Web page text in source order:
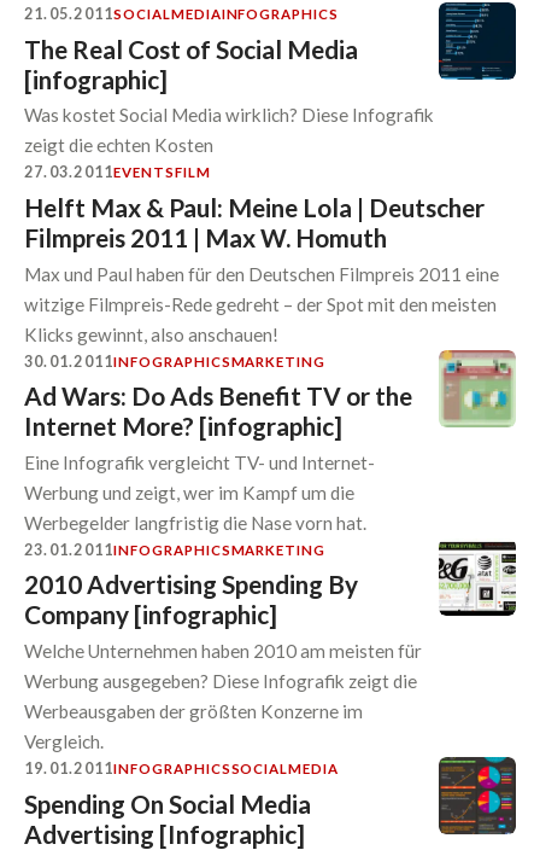
21.05.2011SOCIALMEDIAINFOGRAPHICS
The Real Cost of Social Media
[infographic]
Was kostet Social Media wirklich? Diese Infografik
zeigt die echten Kosten
27.03.2011EVENTSFILM
Helft Max & Paul: Meine Lola | Deutscher
Filmpreis 2011 | Max W. Homuth
Max und Paul haben für den Deutschen Filmpreis 2011 eine
witzige Filmpreis-Rede gedreht – der Spot mit den meisten
Klicks gewinnt, also anschauen!
30.01.2011INFOGRAPHICSMARKETING
Ad Wars: Do Ads Benefit TV or the
Internet More? [infographic]
Eine Infografik vergleicht TV- und Internet-
Werbung und zeigt, wer im Kampf um die
Werbegelder langfristig die Nase vorn hat.
23.01.2011INFOGRAPHICSMARKETING
2010 Advertising Spending By
Company [infographic]
Welche Unternehmen haben 2010 am meisten für
Werbung ausgegeben? Diese Infografik zeigt die
Werbeausgaben der größten Konzerne im
Vergleich.
19.01.2011INFOGRAPHICSSOCIALMEDIA
Spending On Social Media
Advertising [Infographic]